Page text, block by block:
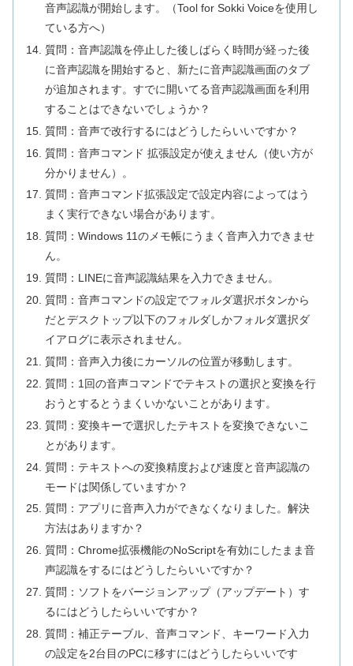
音声認識が開始します。（Tool for Sokki Voiceを使用し
ている方へ）
質問：音声認識を停止した後しばらく時間が経った後
に音声認識を開始すると、新たに音声認識画面のタブ
が追加されます。すでに開いてる音声認識画面を利用
することはできないでしょうか？
質問：音声で改行するにはどうしたらいいですか？
質問：音声コマンド 拡張設定が使えません（使い方が
分かりません）。
質問：音声コマンド拡張設定で設定内容によってはう
まく実行できない場合があります。
質問：Windows 11のメモ帳にうまく音声入力できませ
ん。
質問：LINEに音声認識結果を入力できません。
質問：音声コマンドの設定でフォルダ選択ボタンから
だとデスクトップ以下のフォルダしかフォルダ選択ダ
イアログに表示されません。
質問：音声入力後にカーソルの位置が移動します。
質問：1回の音声コマンドでテキストの選択と変換を行
おうとするとうまくいかないことがあります。
質問：変換キーで選択したテキストを変換できないこ
とがあります。
質問：テキストへの変換精度および速度と音声認識の
モードは関係していますか？
質問：アプリに音声入力ができなくなりました。解決
方法はありますか？
質問：Chrome拡張機能のNoScriptを有効にしたまま音
声認識をするにはどうしたらいいですか？
質問：ソフトをバージョンアップ（アップデート）す
るにはどうしたらいいですか？
質問：補正テーブル、音声コマンド、キーワード入力
の設定を2台目のPCに移すにはどうしたらいいです